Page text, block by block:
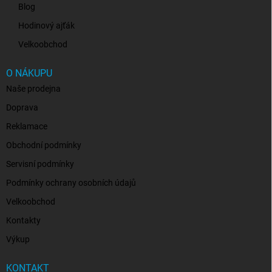
Blog
Hodinový ajťák
Velkoobchod
O NÁKUPU
Naše prodejna
Doprava
Reklamace
Obchodní podmínky
Servisní podmínky
Podmínky ochrany osobních údajů
Velkoobchod
Kontakty
Výkup
KONTAKT